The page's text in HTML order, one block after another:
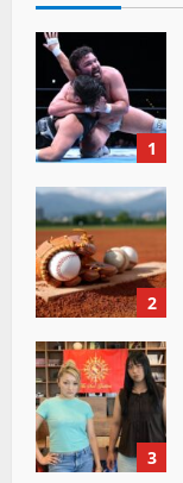
1
2
3